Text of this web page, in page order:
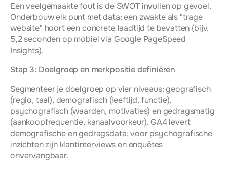
Een veelgemaakte fout is de SWOT invullen op gevoel.
Onderbouw elk punt met data: een zwakte als "trage
website" hoort een concrete laadtijd te bevatten (bijv.
5,2 seconden op mobiel via Google PageSpeed
Insights).
Stap 3: Doelgroep en merkpositie definiëren
Segmenteer je doelgroep op vier niveaus: geografisch
(regio, taal), demografisch (leeftijd, functie),
psychografisch (waarden, motivaties) en gedragsmatig
(aankoopfrequentie, kanaalvoorkeur). GA4 levert
demografische en gedragsdata; voor psychografische
inzichten zijn klantinterviews en enquêtes
onvervangbaar.